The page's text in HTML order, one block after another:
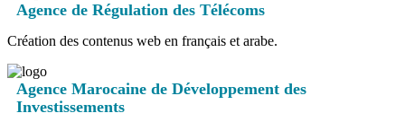
Agence de Régulation des Télécoms
Création des contenus web en français et arabe.
Agence Marocaine de Développement des
Investissements